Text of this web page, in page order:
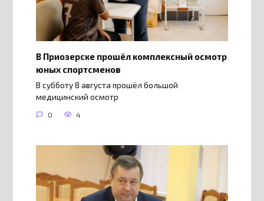
В Приозерске прошёл комплексный осмотр
юных спортсменов
В субботу 8 августа прошёл большой
медицинский осмотр
0 4